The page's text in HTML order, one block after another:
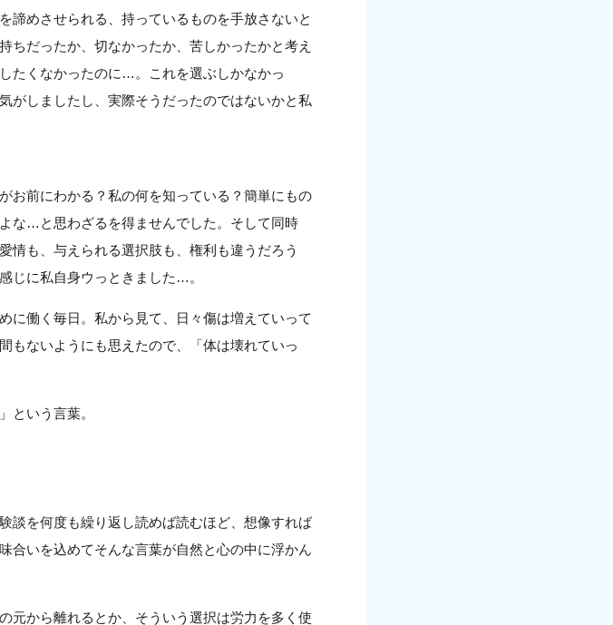
諦めさせられる、持っているものを手放さないと
ちだったか、切なかったか、苦しかったかと考え
たくなかったのに…。これを選ぶしかなかっ
がしましたし、実際そうだったのではないかと私
お前にわかる？私の何を知っている？簡単にもの
な…と思わざるを得ませんでした。そして同時
情も、与えられる選択肢も、権利も違うだろう
じに私自身ウっときました…。
に働く毎日。私から見て、日々傷は増えていって
もないようにも思えたので、「体は壊れていっ
という言葉。
談を何度も繰り返し読めば読むほど、想像すれば
合いを込めてそんな言葉が自然と心の中に浮かん
元から離れるとか、そういう選択は労力を多く使